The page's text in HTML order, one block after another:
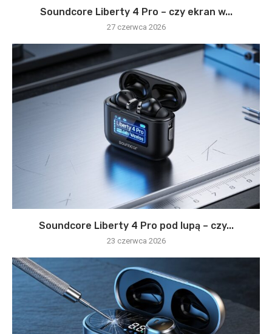
Soundcore Liberty 4 Pro – czy ekran w...
27 czerwca 2026
Soundcore Liberty 4 Pro pod lupą – czy...
23 czerwca 2026